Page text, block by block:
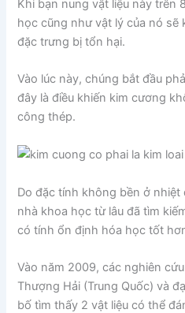
Khi bạn nung vật liệu này trên
học cũng như vật lý của nó
đặc trưng bị tổn hại.
Vào lúc này, chúng bắt đầu
đây là điều khiến kim cương
công thép.
Do đặc tính không bền ở
nhà khoa học từ lâu đã tìm
có tính ổn định hóa học tốt
Vào năm 2009, các nghiên
Thượng Hải (Trung Quốc) và
bố tìm thấy 2 vật liệu có thể